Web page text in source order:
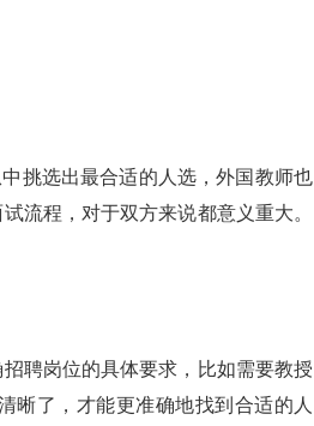
挑选出最合适的人选，外国教师也
流程，对于双方来说都意义重大。
聘岗位的具体要求，比如需要教授
晰了，才能更准确地找到合适的人